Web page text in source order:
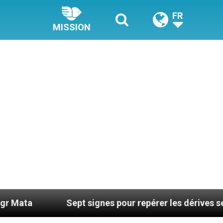
MISSION
FR
Sept signes pour repérer les dérives sectaires du